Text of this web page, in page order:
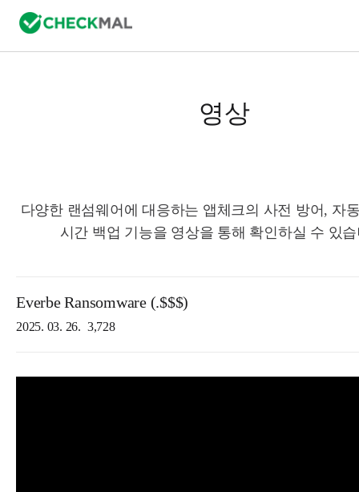
영상
다양한 랜섬웨어에 대응하는 앱체크의 사전 방어, 자
시간 백업 기능을 영상을 통해 확인하실 수 있
Everbe Ransomware (.$$$)
2025. 03. 26. 3,728